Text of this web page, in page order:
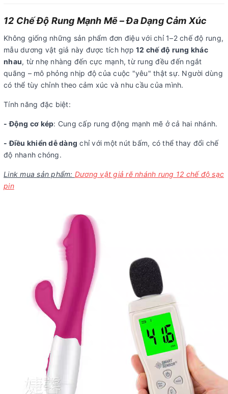
12 Chế Độ Rung Mạnh Mẽ – Đa Dạng Cảm Xúc
Không giống những sản phẩm đơn điệu với chỉ 1–2 chế độ rung,
mẫu dương vật giả này được tích hợp 12 chế độ rung khác
nhau, từ nhẹ nhàng đến cực mạnh, từ rung đều đến ngắt
quãng – mô phỏng nhịp độ của cuộc "yêu" thật sự. Người dùng
có thể tùy chỉnh theo cảm xúc và nhu cầu của mình.
Tính năng đặc biệt:
- Động cơ kép: Cung cấp rung động mạnh mẽ ở cả hai nhánh.
- Điều khiển dễ dàng chỉ với một nút bấm, có thể thay đổi chế
độ nhanh chóng.
Link mua sản phẩm: Dương vật giả rẽ nhánh rung 12 chế độ sạc
pin